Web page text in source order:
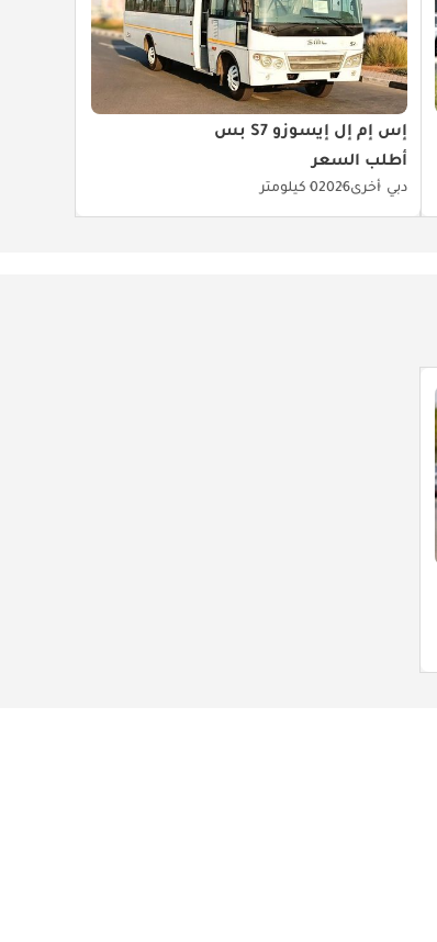
إس إم إل إيسوزو S7 بس
أطلب السعر
دبي أخرى20260 كيلومتر